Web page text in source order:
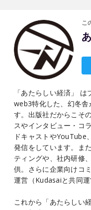
こ
「あたらしい経済」
web3特化した、幻冬
す。出版社だからこそ
スやインタビュー・コ
ドキャストやYouTube
発信をしています。ま
ティングや、社内研修
供。さらに企業向けコ
運営（Kudasaiと共同運
これから「あたらしい